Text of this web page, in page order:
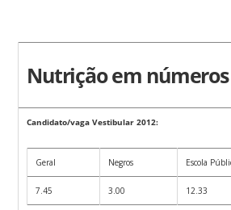
Nutrição em números
Candidato/vaga Vestibular 2012:
Geral Negros Escola
7.45 3.00 12.33